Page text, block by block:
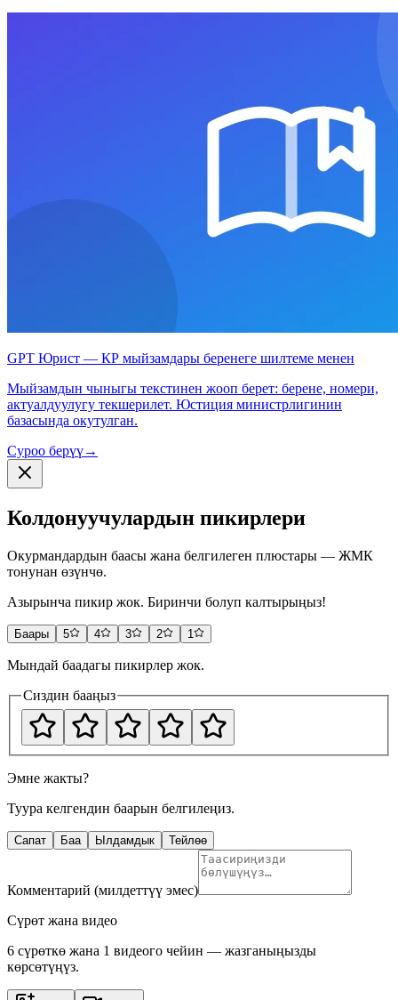
GPT Юрист — КР мыйзамдары беренеге шилтеме менен
Мыйзамдын чыныгы текстинен жооп берет: берене, номери,
актуалдуулугу текшерилет. Юстиция министрлигинин
базасында окутулган.
Суроо берүү→
Колдонуучулардын пикирлери
Окурмандардын баасы жана белгилеген плюстары — ЖМК
тонунан өзүнчө.
Азырынча пикир жок. Биринчи болуп калтырыңыз!
Баары 5 4 3 2 1
Мындай баадагы пикирлер жок.
Сиздин бааңыз
Эмне жакты?
Туура келгендин баарын белгилеңиз.
Сапат Баа Ылдамдык Тейлөө
Комментарий (милдеттүү эмес)
Сүрөт жана видео
6 сүрөткө жана 1 видеого чейин — жазганыңызды
көрсөтүңүз.